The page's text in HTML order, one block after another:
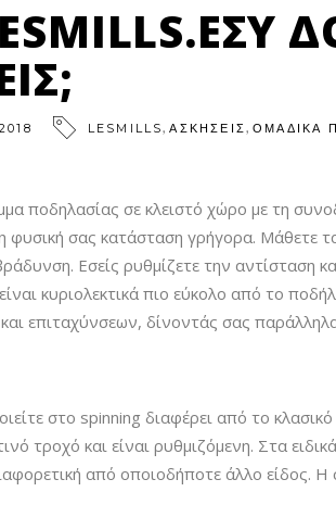
LESMILLS,ΑΣΚΗΣΕΙΣ,ΟΜΑΔΙΚΑ
ποδηλασίας σε κλειστό χώρο με τη
φυσική σας κατάσταση γρήγορα. Μάθετε
Εσείς ρυθμίζετε την
κυριολεκτικά πιο εύκολο από το
επιταχύνσεων, δίνοντάς σας
στο spinning διαφέρει από το
τροχό και είναι ρυθμιζόμενη. Στα
από οποιοδήποτε άλλο είδος.